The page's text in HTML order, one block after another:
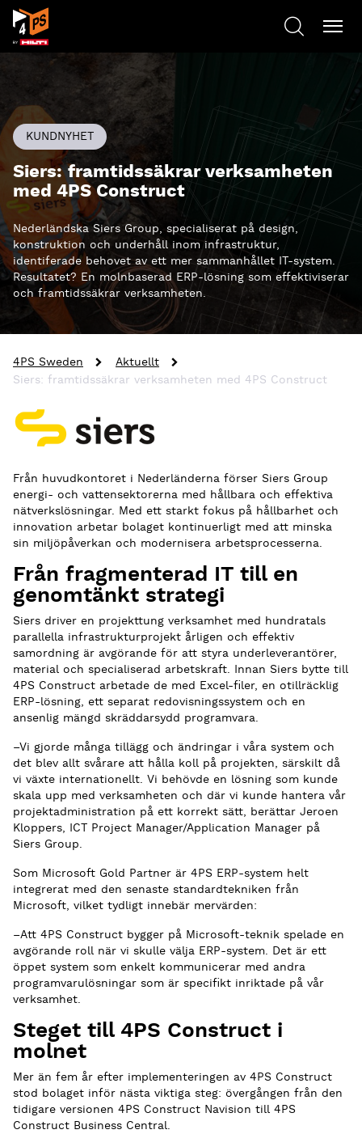
KUNDNYHET
Siers: framtidssäkrar verksamheten
med 4PS Construct
Nederländska Siers Group, specialiserat på design,
konstruktion och underhåll inom infrastruktur,
identiferade behovet av ett mer sammanhållet IT-system.
Resultatet? En molnbaserad ERP-lösning som effektiviserar
och framtidssäkrar verksamheten.
4PS Sweden
Aktuellt
Siers: framtidssäkrar verksamheten med 4PS Construct
Från huvudkontoret i Nederländerna förser Siers Group
energi- och vattensektorerna med hållbara och effektiva
nätverkslösningar. Med ett starkt fokus på hållbarhet och
innovation arbetar bolaget kontinuerligt med att minska
sin miljöpåverkan och modernisera arbetsprocesserna.
Från fragmenterad IT till en
genomtänkt strategi
Siers driver en projekttung verksamhet med hundratals
parallella infrastrukturprojekt årligen och effektiv
samordning är avgörande för att styra underleverantörer,
material och specialiserad arbetskraft. Innan Siers bytte till
4PS Construct arbetade de med Excel-filer, en otillräcklig
ERP-lösning, ett separat redovisningssystem och en
ansenlig mängd skräddarsydd programvara.
–Vi gjorde många tillägg och ändringar i våra system och
det blev allt svårare att hålla koll på projekten, särskilt då
vi växte internationellt. Vi behövde en lösning som kunde
skala upp med verksamheten och där vi kunde hantera vår
projektadministration på ett korrekt sätt, berättar Jeroen
Kloppers, ICT Project Manager/Application Manager på
Siers Group.
Som Microsoft Gold Partner är 4PS ERP-system helt
integrerat med den senaste standardtekniken från
Microsoft, vilket tydligt innebär mervärden:
–Att 4PS Construct bygger på Microsoft-teknik spelade en
avgörande roll när vi skulle välja ERP-system. Det är ett
öppet system som enkelt kommunicerar med andra
programvarulösningar som är specifikt inriktade på vår
verksamhet.
Steget till 4PS Construct i
molnet
Mer än fem år efter implementeringen av 4PS Construct
stod bolaget inför nästa viktiga steg: övergången från den
tidigare versionen 4PS Construct Navision till 4PS
Construct Business Central.